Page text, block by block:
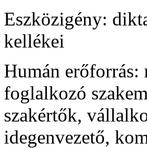
Eszközigény:
kellékei
Humán
foglalkozó
szakértők,
idegenvezető,